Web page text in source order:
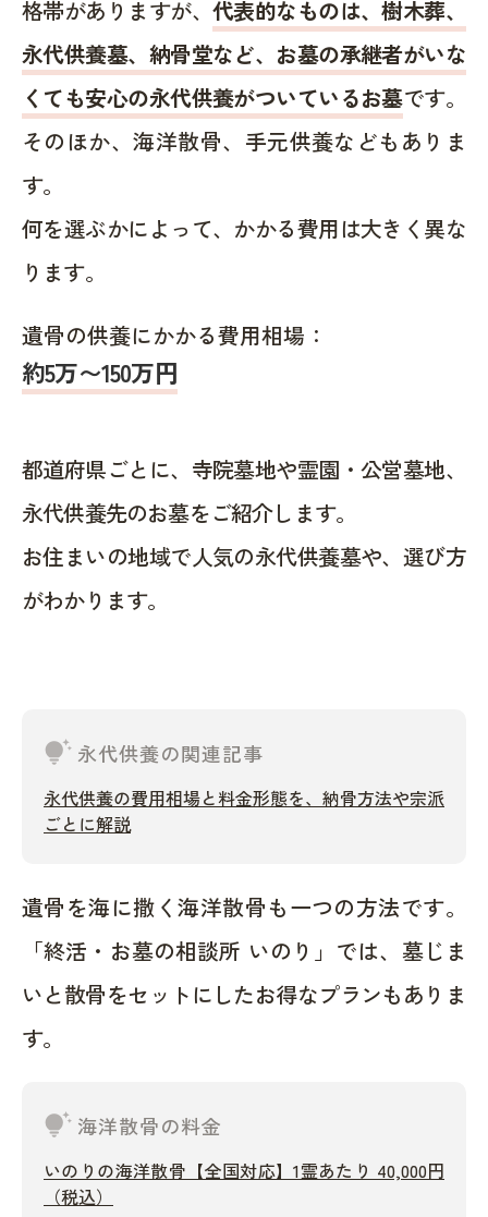
格帯がありますが、 代表的なものは、樹木葬、
永代供養墓、納骨堂など、お墓の承継者がいな
くても安心の永代供養がついているお墓です。
そのほか、海洋散骨、手元供養などもありま
す。
何を選ぶかによって、かかる費用は大きく異な
ります。
遺骨の供養にかかる費用相場：
約5万〜150万円
都道府県ごとに、寺院墓地や霊園・公営墓地、
永代供養先のお墓をご紹介します。
お住まいの地域で人気の永代供養墓や、選び方
がわかります。
tips_and_updates 永代供養の関連記事
永代供養の費用相場と料金形態を、納骨方法や宗派
ごとに解説
遺骨を海に撒く海洋散骨も一つの方法です。
「終活・お墓の相談所 いのり」では、墓じま
いと散骨をセットにしたお得なプランもありま
す。
tips_and_updates 海洋散骨の料金
いのりの海洋散骨【全国対応】1霊あたり 40,000円
（税込）